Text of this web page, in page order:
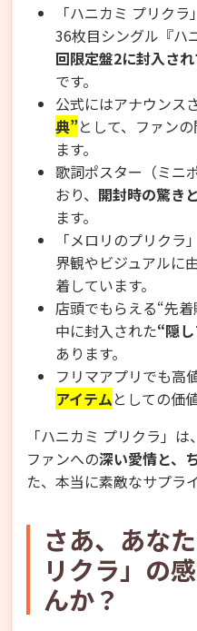
「ハニカミ プリク
36枚目シングル『ハ
回限定盤2に封入さ
です。
公式にはアナウンス
典”として、ファン
ます。
歌詞ポスター（ミニ
おり、 開封時の驚き
ます。
「メロリのプリク
界観やビジュアルに
着しています。
店頭でもらえる“先
中に封入された“隠
あります。
フリマアプリでも高
アイテムとしての価
「ハニカミ プリクラ」
ファンへの深い愛情と、
た、本当に素敵なサプラ
さあ、あな
リクラ」の
んか？